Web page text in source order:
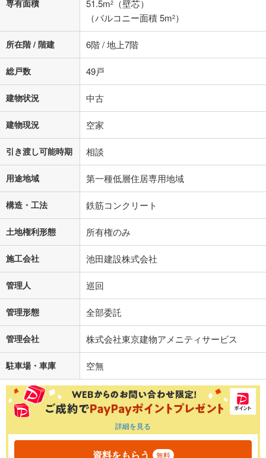
専有面積 51.5m2
（壁芯）
（バルコニー面積 5m2）
所在階 / 階建 6階 / 地上7階
総戸数 49戸
建物状況 中古
建物現況 空家
引き渡し可能時期 相談
用途地域 第一種低層住居専用地域
構造・工法 鉄筋コンクリート
土地権利形態 所有権のみ
施工会社 池田建設株式会社
管理人 巡回
管理形態 全部委託
管理会社 株式会社東京建物アメニティサービス
駐車場・車庫 空無
詳細を見る
資料をもらう 無料